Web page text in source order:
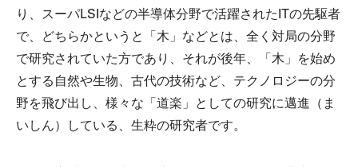
り、スーパLSIなどの半導体分野で活躍されたITの先駆者
で、どちらかというと「木」などとは、全く対局の分野
で研究されていた方であり、それが後年、「木」を始め
とする自然や生物、古代の技術など、テクノロジーの分
野を飛び出し、様々な「道楽」としての研究に邁進（ま
いしん）している、生粋の研究者です。